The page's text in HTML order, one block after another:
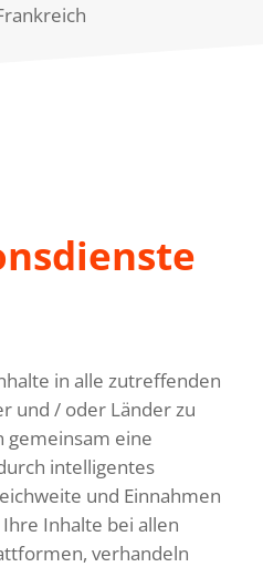
in alle zutreffenden
und / oder Länder zu
gemeinsam eine
intelligentes
und Einnahmen
Inhalte bei allen
verhandeln